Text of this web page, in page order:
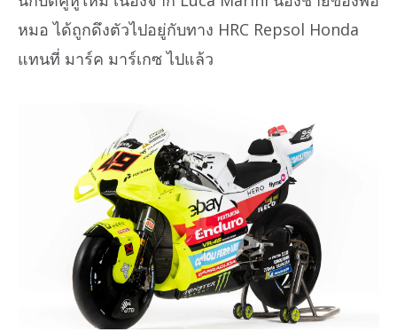
หมอ ได้ถูกดึงตัวไปอยู่กับทาง HRC Repsol Honda
แทนที่ มาร์ค มาร์เกซ ไปแล้ว